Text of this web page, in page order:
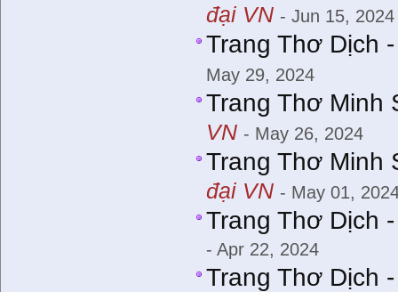
đại VN - Jun 15, 2024
Trang Thơ Dịch
May 29, 2024
Trang Thơ Minh
VN - May 26, 2024
Trang Thơ Minh
đại VN - May 01,
Trang Thơ Dịch
- Apr 22, 2024
Trang Thơ Dịch